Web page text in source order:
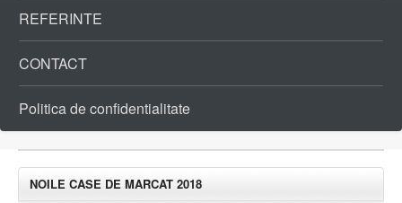
REFERINTE
CONTACT
Politica de confidentialitate
NOILE CASE DE MARCAT 2018